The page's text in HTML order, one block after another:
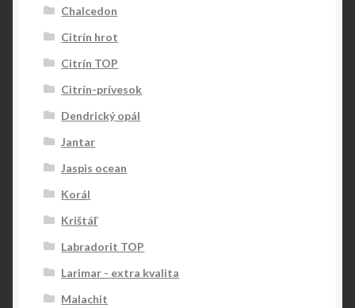
Chalcedon
Citrín hrot
Citrín TOP
Citrín-prívesok
Dendrický opál
Jantar
Jaspis ocean
Korál
Krištáľ
Labradorit TOP
Larimar - extra kvalita
Malachit